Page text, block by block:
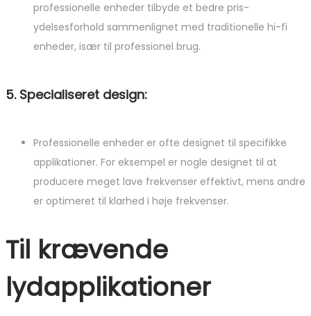
professionelle enheder tilbyde et bedre pris-
ydelsesforhold sammenlignet med traditionelle hi-fi
enheder, især til professionel brug.
5. Specialiseret design:
Professionelle enheder er ofte designet til specifikke
applikationer. For eksempel er nogle designet til at
producere meget lave frekvenser effektivt, mens andre
er optimeret til klarhed i høje frekvenser.
Til krævende
lydapplikationer